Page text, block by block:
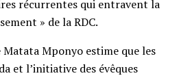
récurrentes qui entravent la
» de la RDC.
Mponyo estime que les
et l’initiative des évêques